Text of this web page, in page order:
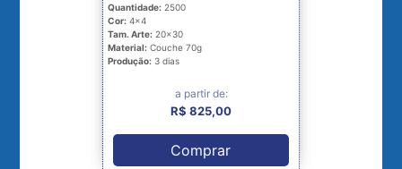
Quantidade: 2500
Cor: 4x4
Tam. Arte: 20x30
Material: Couche 70g
Produção: 3 dias
a partir de:
R$ 825,00
Comprar